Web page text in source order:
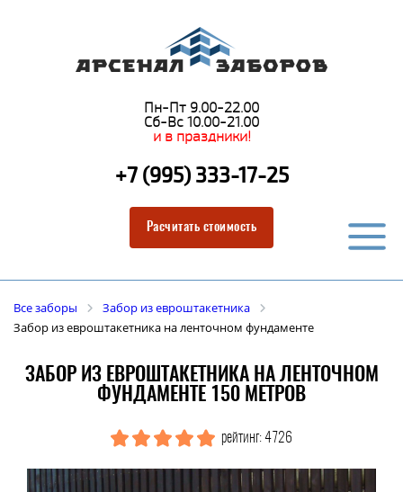
Пн-Пт 9.00-22.00
Сб-Вс 10.00-21.00
и в праздники!
+7 (995) 333-17-25
Расчитать стоимость
Все заборы
Забор из евроштакетника
Забор из евроштакетника на ленточном фундаменте
ЗАБОР ИЗ ЕВРОШТАКЕТНИКА НА ЛЕНТОЧНОМ
ФУНДАМЕНТЕ 150 МЕТРОВ
рейтинг: 4726